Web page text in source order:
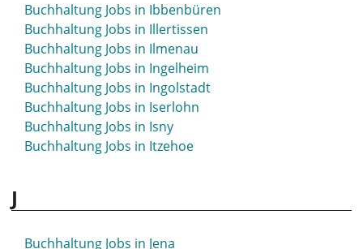
Buchhaltung Jobs in Herford
Buchhaltung Jobs in Herne
Buchhaltung Jobs in Herrenberg
Buchhaltung Jobs in Herten
Buchhaltung Jobs in Herzogenaurach
Buchhaltung Jobs in Hettstedt
Buchhaltung Jobs in Hildburghausen
Buchhaltung Jobs in Hilden
Buchhaltung Jobs in Hockenheim
Buchhaltung Jobs in Ibbenbüren
Buchhaltung Jobs in Illertissen
Buchhaltung Jobs in Ilmenau
Buchhaltung Jobs in Ingelheim
Buchhaltung Jobs in Ingolstadt
Buchhaltung Jobs in Iserlohn
Buchhaltung Jobs in Isny
Buchhaltung Jobs in Itzehoe
J
Buchhaltung Jobs in Jena